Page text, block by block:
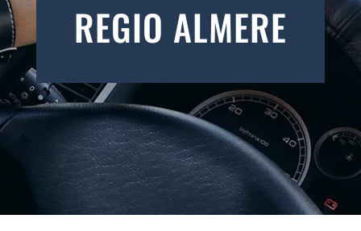
REGIO ALMERE